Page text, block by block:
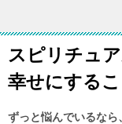
スピリチュ
幸せにするこ
ずっと悩んでいるなら